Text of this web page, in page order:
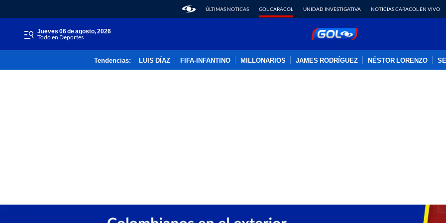
ÚLTIMAS NOTICAS GOL CARACOL UNIDAD INVESTIGATIVA NOTICIAS CARACOL EN VIVO
jueves 06 de agosto, 2026
Todo en Deportes
Tendencias: LUIS DÍAZ FIFA-INFANTINO MILLONARIOS JAMES RODRÍGUEZ NÉSTOR LORENZO